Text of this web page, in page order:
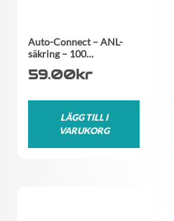
Auto-Connect – ANL-
säkring – 100…
59.00kr
LÄGG TILL I
VARUKORG